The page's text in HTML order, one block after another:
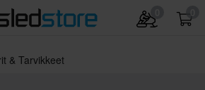
& Tarvikkeet